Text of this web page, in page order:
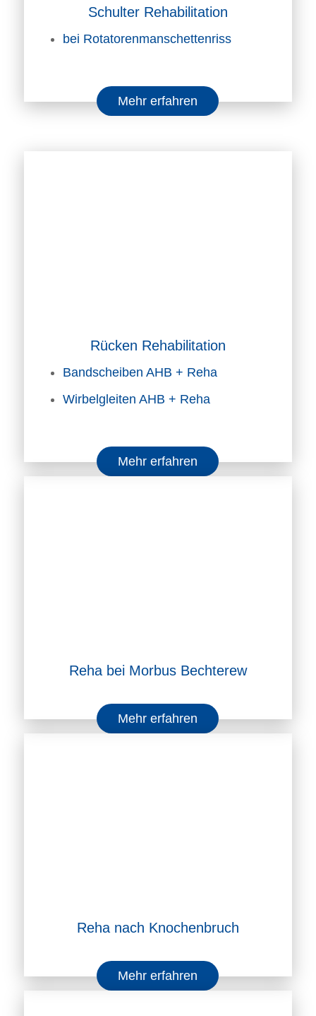
Schulter Rehabilitation
bei Rotatorenmanschettenriss
Mehr erfahren
Rücken Rehabilitation
Bandscheiben AHB + Reha
Wirbelgleiten AHB + Reha
Mehr erfahren
Reha bei Morbus Bechterew
Mehr erfahren
Reha nach Knochenbruch
Mehr erfahren